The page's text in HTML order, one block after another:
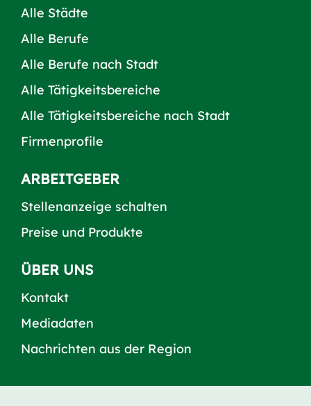
Alle Städte
Alle Berufe
Alle Berufe nach Stadt
Alle Tätigkeitsbereiche
Alle Tätigkeitsbereiche nach Stadt
Firmenprofile
ARBEITGEBER
Stellenanzeige schalten
Preise und Produkte
ÜBER UNS
Kontakt
Mediadaten
Nachrichten aus der Region